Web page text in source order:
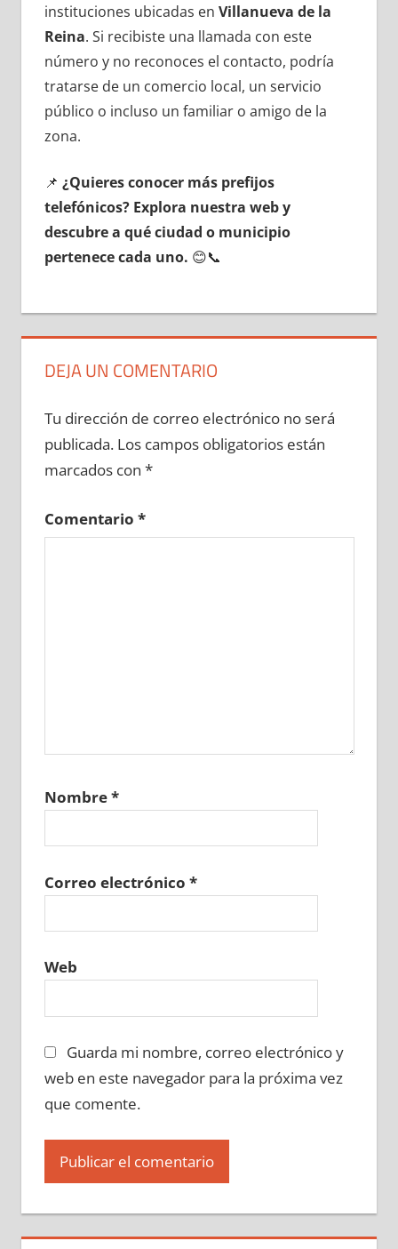
instituciones ubicadas en Villanueva dе la
Reina. Si recibiste una llamada сοn еstе
número у no reconoces el contacto, podría
tratarse dе un comercio local, un servicio
público ο incluso un familiar ο amigo dе la
zona.
📌 ¿Quieres conocer mа́s prefijos
telefónicos? Explora nuestra web у
descubre а qué ciudad ο municipio
pertenece cada uno. 😊📞
DEJA UN COMENTARIO
Tu dirección de correo electrónico no será
publicada. Los campos obligatorios están
marcados con *
Comentario *
Nombre*
Correo electrónico *
Web
Guarda mi nombre, correo electrónico y
web en este navegador para la próxima vez
que comente.